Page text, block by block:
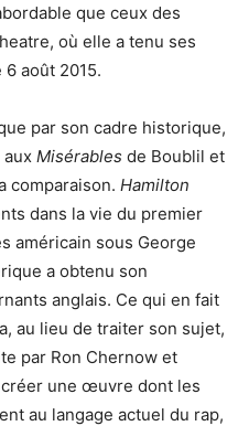
que ceux des
où elle a tenu ses
août 2015.
par son cadre historique,
aux Misérables de Boublil et
comparaison. Hamilton
dans la vie du premier
américain sous George
a obtenu son
anglais. Ce qui en fait
au lieu de traiter son sujet,
par Ron Chernow et
une œuvre dont les
au langage actuel du rap,